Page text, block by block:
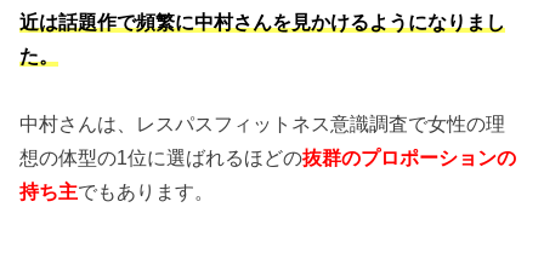
近は話題作で頻繁に中村さんを見かけるようになりまし
た。
中村さんは、レスパスフィットネス意識調査で女性の理
想の体型の1位に選ばれるほどの抜群のプロポーションの
持ち主でもあります。